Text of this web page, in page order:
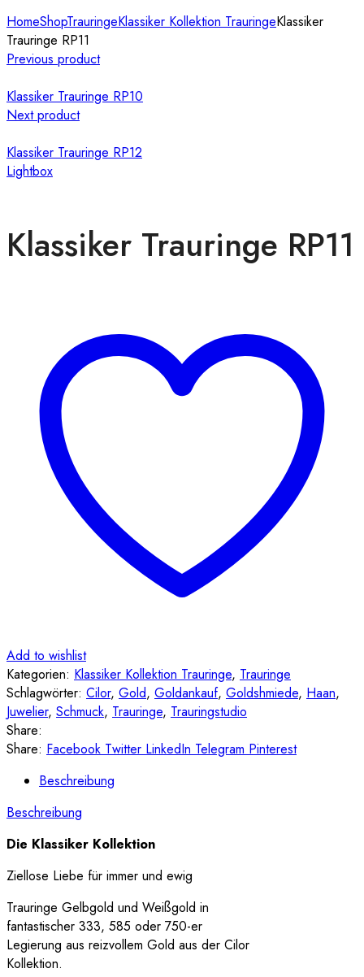
HomeShopTrauringeKlassiker Kollektion TrauringeKlassiker
Trauringe RP11
Previous product
Klassiker Trauringe RP10
Next product
Klassiker Trauringe RP12
Lightbox
Klassiker Trauringe RP11
Add to wishlist
Kategorien: Klassiker Kollektion Trauringe, Trauringe
Schlagwörter: Cilor, Gold, Goldankauf, Goldshmiede, Haan,
Juwelier, Schmuck, Trauringe, Trauringstudio
Share:
Share: Facebook Twitter LinkedIn Telegram Pinterest
Beschreibung
Beschreibung
Die Klassiker Kollektion
Ziellose Liebe für immer und ewig
Trauringe Gelbgold und Weißgold in
fantastischer 333, 585 oder 750-er
Legierung aus reizvollem Gold aus der Cilor
Kollektion.